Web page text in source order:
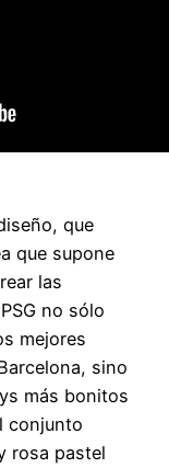
que
que supone
las
no sólo
mejores
sino
más bonitos
conjunto
rosa pastel